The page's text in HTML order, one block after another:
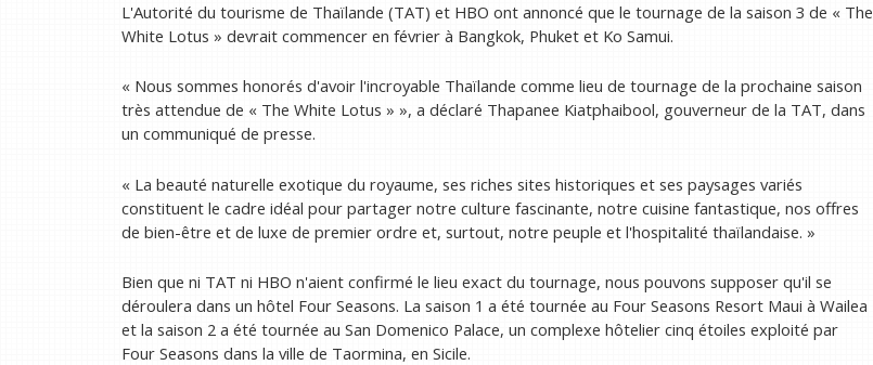
L'Autorité du tourisme de Thaïlande (TAT) et HBO ont annoncé que le tournage de la saison 3 de « The
White Lotus » devrait commencer en février à Bangkok, Phuket et Ko Samui.
« Nous sommes honorés d'avoir l'incroyable Thaïlande comme lieu de tournage de la prochaine saison
très attendue de « The White Lotus » », a déclaré Thapanee Kiatphaibool, gouverneur de la TAT, dans
un communiqué de presse.
« La beauté naturelle exotique du royaume, ses riches sites historiques et ses paysages variés
constituent le cadre idéal pour partager notre culture fascinante, notre cuisine fantastique, nos offres
de bien-être et de luxe de premier ordre et, surtout, notre peuple et l'hospitalité thaïlandaise. »
Bien que ni TAT ni HBO n'aient confirmé le lieu exact du tournage, nous pouvons supposer qu'il se
déroulera dans un hôtel Four Seasons. La saison 1 a été tournée au Four Seasons Resort Maui à Wailea
et la saison 2 a été tournée au San Domenico Palace, un complexe hôtelier cinq étoiles exploité par
Four Seasons dans la ville de Taormina, en Sicile.